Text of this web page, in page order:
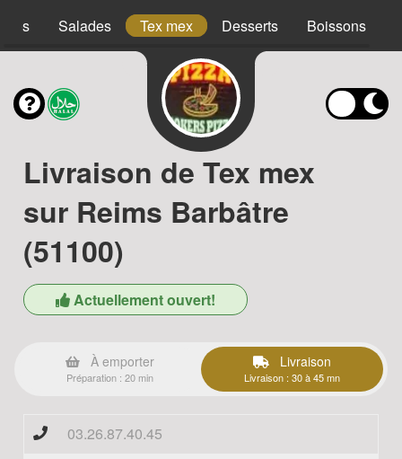
Salades Tex mex Desserts Boissons
Livraison de Tex mex
sur Reims Barbâtre
(51100)
Actuellement ouvert!
À emporter
Préparation : 20 min
Livraison
Livraison : 30 à 45 mn
03.26.87.40.45